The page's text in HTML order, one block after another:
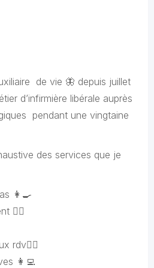
de vie 🦋 depuis juillet
d’infirmière libérale auprès
pendant une vingtaine
des services que je
👩‍🍳
🧚‍♀️
rdv👩‍⚕️
👩‍💻